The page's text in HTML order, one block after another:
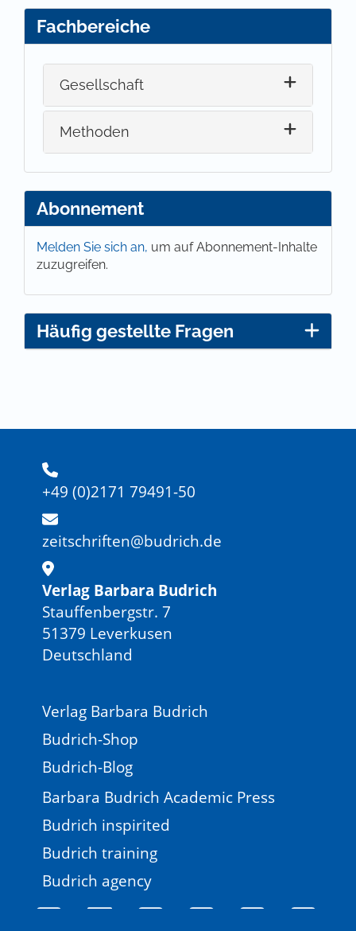
Fachbereiche
Gesellschaft
Methoden
Abonnement
Melden Sie sich an, um auf Abonnement-Inhalte
zuzugreifen.
Häufig gestellte Fragen
+49 (0)2171 79491-50
zeitschriften@budrich.de
Verlag Barbara Budrich
Stauffenbergstr. 7
51379 Leverkusen
Deutschland
Verlag Barbara Budrich
Budrich-Shop
Budrich-Blog
Barbara Budrich Academic Press
Budrich inspirited
Budrich training
Budrich agency